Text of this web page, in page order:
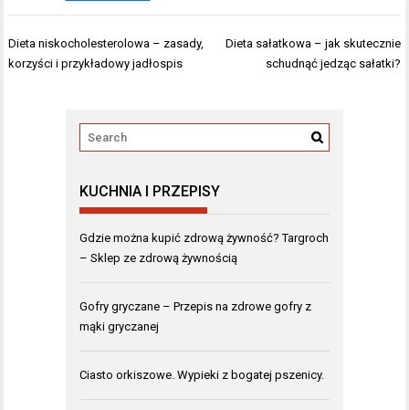
Nawigacja
wpisu
Dieta niskocholesterolowa – zasady,
korzyści i przykładowy jadłospis
Dieta sałatkowa – jak skutecznie
schudnąć jedząc sałatki?
KUCHNIA I PRZEPISY
Gdzie można kupić zdrową żywność? Targroch
– Sklep ze zdrową żywnością
Gofry gryczane – Przepis na zdrowe gofry z
mąki gryczanej
Ciasto orkiszowe. Wypieki z bogatej pszenicy.